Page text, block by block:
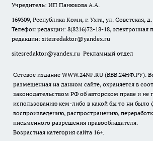
Учредитель: ИП Панюкова А.А.
169309, Республика Коми, г. Ухта, ул. Советская,
Телефон редакции: 8(8216)72-18-18, электронная
редакции: sitesredaktor@yandex.ru
sitesredaktor@yandex.ru Рекламный отдел
Сетевое издание WWW.24NF.RU (ВВВ.24НФ.РУ).
размещенная на данном сайте, охраняется в
законодательством РФ об авторском праве и не
использованию кем-либо в какой бы то ни было
воспроизведению, распространению,
письменного разрешения правообладателя.
Возрастная категория сайта 16+.